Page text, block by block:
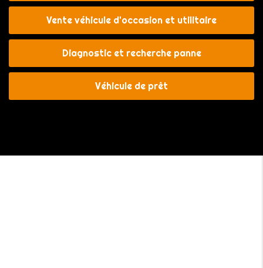
Vente véhicule d'occasion et utilitaire
Diagnostic et recherche panne
Véhicule de prêt